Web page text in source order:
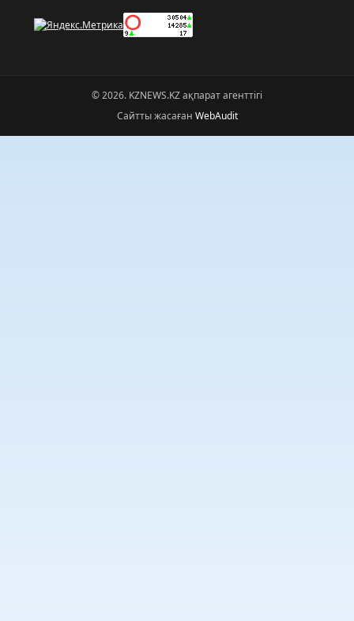
© 2026. KZNEWS.KZ ақпарат агенттігі
Сайтты жасаған WebAudit